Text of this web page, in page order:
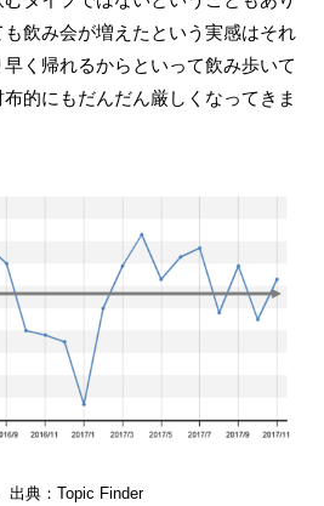
飲み会が増えたという実感はそれ
く帰れるからといって飲み歩いて
的にもだんだん厳しくなってきま
出典：Topic Finder